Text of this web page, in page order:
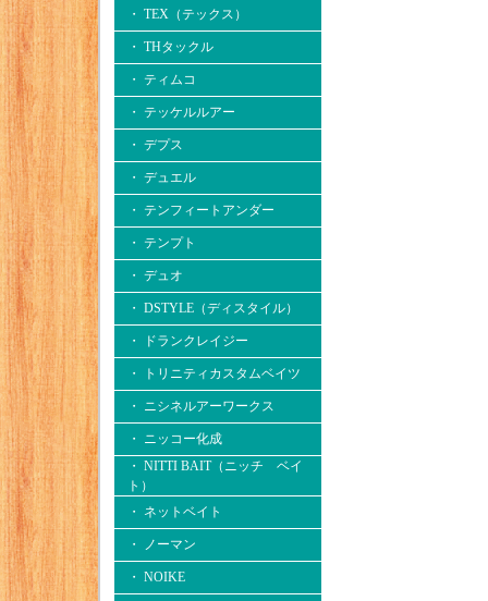
・ TEX（テックス）
・ THタックル
・ ティムコ
・ テッケルルアー
・ デプス
・ デュエル
・ テンフィートアンダー
・ テンプト
・ デュオ
・ DSTYLE（ディスタイル）
・ ドランクレイジー
・ トリニティカスタムベイツ
・ ニシネルアーワークス
・ ニッコー化成
・ NITTI BAIT（ニッチ ベイ
ト）
・ ネットベイト
・ ノーマン
・ NOIKE